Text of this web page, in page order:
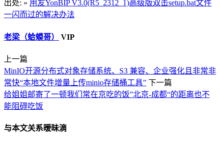
出处: » 用友YonBIP V3.0(R5_2312_1)高级版双击setup.bat文件
一闪而过的解决办法
老梁（蛤蟆哥） VIP
上一篇
MinIO开源分布式对象存储系统、S3 兼容、企业强化且非常非
常快“本地文件增量上传minio存储桶工具” 下一篇
给姐姐邮寄了一顿我们常在京吃的饭”北京-成都“的距离也不
能阻碍吃饭
与本文关系暧昧滴